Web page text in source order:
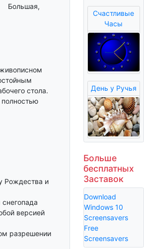
Большая,
стола.
полностью
Рождества и
версией
разрешении
Счастливые
Часы
День у Ручья
Больше
бесплатных
Заставок
Download
Windows 10
Screensavers
Free
Screensavers